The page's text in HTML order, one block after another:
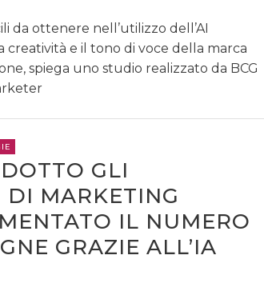
da ottenere nell’utilizzo dell’AI
creatività e il tono di voce della marca
spiega uno studio realizzato da BCG
GLI
MARKETING
IL NUMERO
GRAZIE ALL’IA